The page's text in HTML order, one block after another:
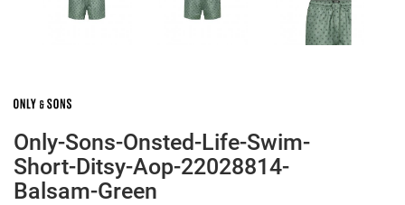
Only-Sons-Onsted-Life-Swim-
Short-Ditsy-Aop-22028814-
Balsam-Green